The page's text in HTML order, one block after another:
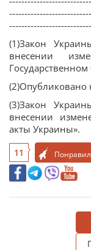
(1)Закон
внесении
(2)Опубликовано
(3)Закон
внесении
акты Украины».
11